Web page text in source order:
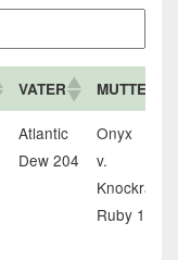
VATER MUTTER
Atlantic
Dew 204
Onyx
v.
Knockranny
Ruby 134